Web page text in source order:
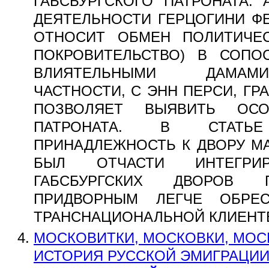
ДЕЯТЕЛЬНОСТИ ГЕРЦОГИНИ
ОТНОСИТ ОБМЕН
ПОКРОВИТЕЛЬСТВО) В
ВЛИЯТЕЛЬНЫМИ
ЧАСТНОСТИ, С ЭНН ПЕРСИ,
ПОЗВОЛЯЕТ ВЫЯВИТЬ
ПАТРОНАТА. В
ПРИНАДЛЕЖНОСТЬ К ДВОРУ
БЫЛ ОТЧАСТИ
ГАБСБУРГСКИХ ДВОРОВ
ПРИДВОРНЫМ ЛЕГЧЕ
ТРАНСНАЦИОНАЛЬНОЙ
МОСКОВИТКИ, МОСКОВКИ,
ИСТОРИЯ РУССКОЙ ЭМИГРАЦИИ